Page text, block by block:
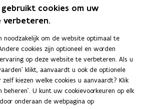
kwartaal van 2025 is er sprake van
Tegenover hetzelfde kwartaal
van:Steunpunt Werk
(
o
p
e
n
.
cookies om uw
verbeteren.
noodzakelijk om de website optimaal te
cookies zijn optioneel en worden
op deze website te verbeteren. Als u
klikt, aanvaardt u ook de optionele
kiezen welke cookies u aanvaardt? Klik
beheren'. U kunt uw cookievoorkeuren op elk
onderaan de webpagina op